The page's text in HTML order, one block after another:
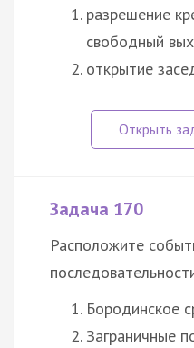
разрешение
свободный
открытие
Задача 170
Расположите
Бородинское
Заграничные